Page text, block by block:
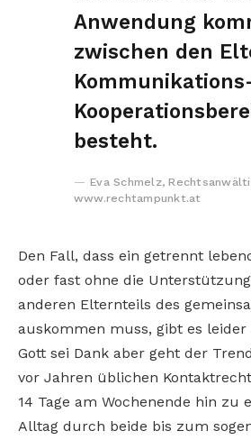
Anwendung
zwischen den
besteht.
Eva Schmelz,
www.rechtampunkt.at
Den Fall, dass ein getrennt
oder fast ohne die
anderen Elternteils des
auskommen muss, gibt es
Gott sei Dank aber geht der
vor Jahren üblichen
14 Tage am Wochenende hin zu
Alltag durch beide bis zum